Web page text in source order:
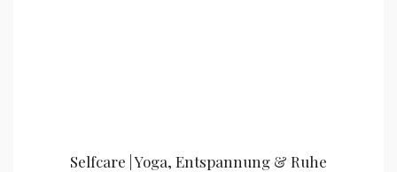
Selfcare | Yoga, Entspannung & Ruhe